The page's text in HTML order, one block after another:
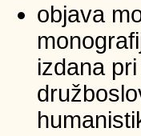
objava
izdana